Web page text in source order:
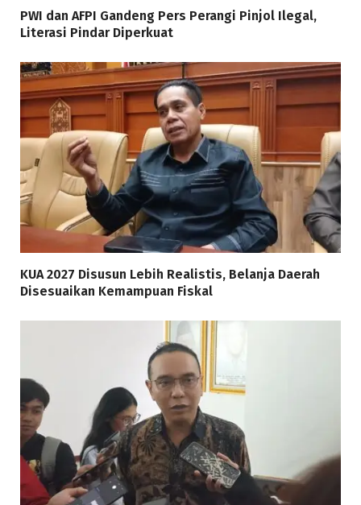
PWI dan AFPI Gandeng Pers Perangi Pinjol Ilegal,
Literasi Pindar Diperkuat
KUA 2027 Disusun Lebih Realistis, Belanja Daerah
Disesuaikan Kemampuan Fiskal